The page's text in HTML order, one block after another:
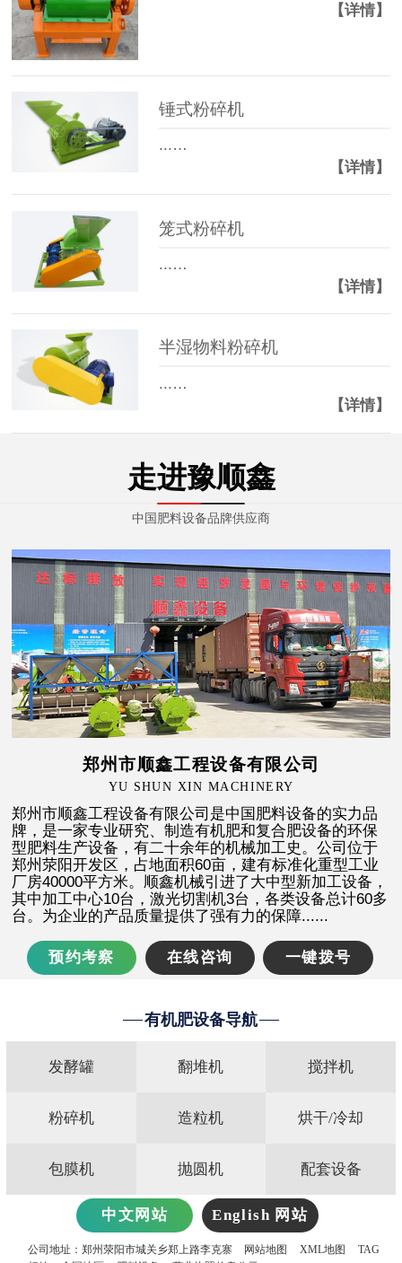
唐** 78分钟前
【详情】
锤式粉碎机
...…
【详情】
笼式粉碎机
...…
【详情】
半湿物料粉碎机
...…
【详情】
走进豫顺鑫
中国肥料设备品牌供应商
郑州市顺鑫工程设备有限公司
YU SHUN XIN MACHINERY
郑州市顺鑫工程设备有限公司是中国肥料设备的实力品
牌，是一家专业研究、制造有机肥和复合肥设备的环保
型肥料生产设备，有二十余年的机械加工史。公司位于
郑州荥阳开发区，占地面积60亩，建有标准化重型工业
厂房40000平方米。顺鑫机械引进了大中型新加工设备，
其中加工中心10台，激光切割机3台，各类设备总计60多
台。为企业的产品质量提供了强有力的保障......
预约考察 在线咨询 一键拨号
有机肥设备导航
发酵罐 翻堆机 搅拌机
粉碎机 造粒机 烘干/冷却
包膜机 抛圆机 配套设备
中文网站 English 网站
公司地址：郑州荥阳市城关乡郑上路李克寨 网站地图 XML地图
TAG